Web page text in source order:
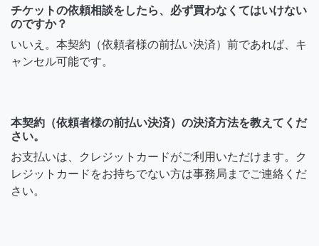
チケットの依頼相談をしたら、必ず買わなくてはいけない
のですか？
いいえ。本契約（依頼者様の前払い決済）前であれば、キ
ャンセル可能です。
本契約（依頼者様の前払い決済）の決済方法を教えてくだ
さい。
お支払いは、クレジットカードがご利用いただけます。ク
レジットカードをお持ちでない方は事務局までご連絡くだ
さい。